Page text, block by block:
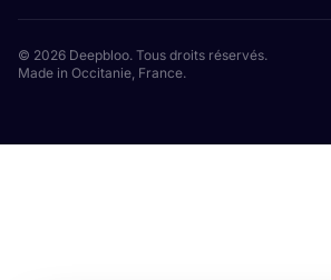
© 2026 Deepbloo. Tous droits réservés.
Made in Occitanie, France.